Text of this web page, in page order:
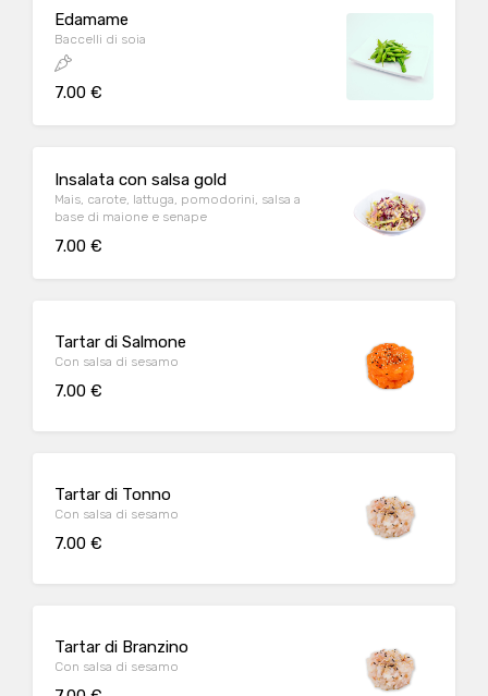
Edamame
Baccelli di soia
7.00 €
Insalata con salsa gold
Mais, carote, lattuga, pomodorini, salsa a
base di maione e senape
7.00 €
Tartar di Salmone
Con salsa di sesamo
7.00 €
Tartar di Tonno
Con salsa di sesamo
7.00 €
Tartar di Branzino
Con salsa di sesamo